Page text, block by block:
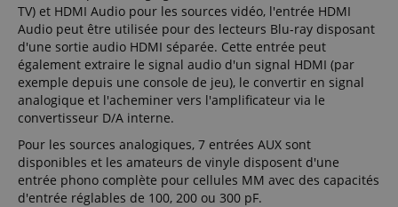
TV) et HDMI Audio pour les sources vidéo, l'entrée HDMI
Audio peut être utilisée pour des lecteurs Blu-ray disposant
d'une sortie audio HDMI séparée. Cette entrée peut
également extraire le signal audio d'un signal HDMI (par
exemple depuis une console de jeu), le convertir en signal
analogique et l'acheminer vers l'amplificateur via le
convertisseur D/A interne.
Pour les sources analogiques, 7 entrées AUX sont
disponibles et les amateurs de vinyle disposent d'une
entrée phono complète pour cellules MM avec des capacités
d'entrée réglables de 100, 200 ou 300 pF.